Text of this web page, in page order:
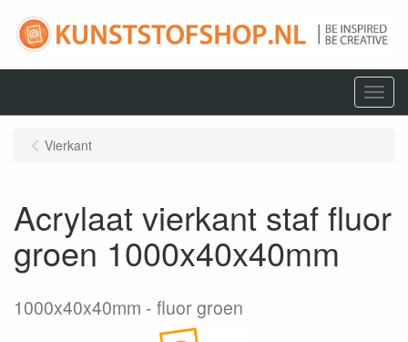
Menu
Vierkant
Acrylaat vierkant staf fluor
groen 1000x40x40mm
1000x40x40mm fluor groen